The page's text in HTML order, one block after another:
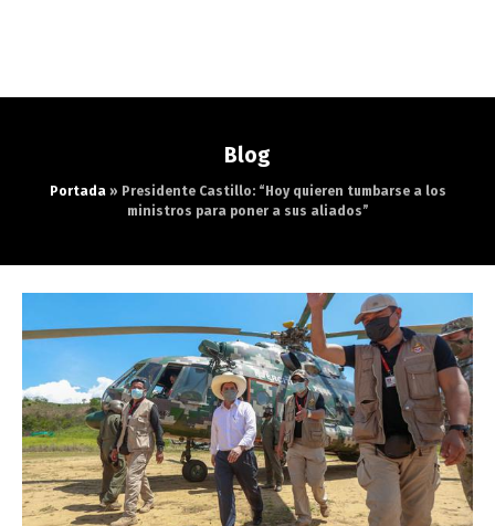
Blog
Portada» Presidente Castillo: “Hoy quieren tumbarse a los
ministros para poner a sus aliados”